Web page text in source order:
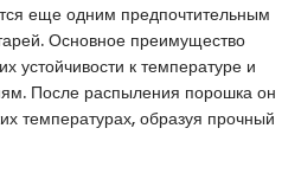
еще одним предпочтительным
Основное преимущество
устойчивости к температуре и
После распыления порошка он
температурах, образуя прочный